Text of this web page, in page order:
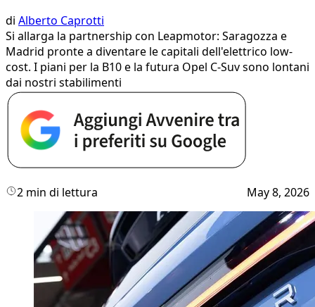
di Alberto Caprotti
Si allarga la partnership con Leapmotor: Saragozza e
Madrid pronte a diventare le capitali dell'elettrico low-
cost. I piani per la B10 e la futura Opel C-Suv sono lontani
dai nostri stabilimenti
2 min di lettura May 8, 2026